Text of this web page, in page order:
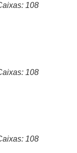
108
108
108